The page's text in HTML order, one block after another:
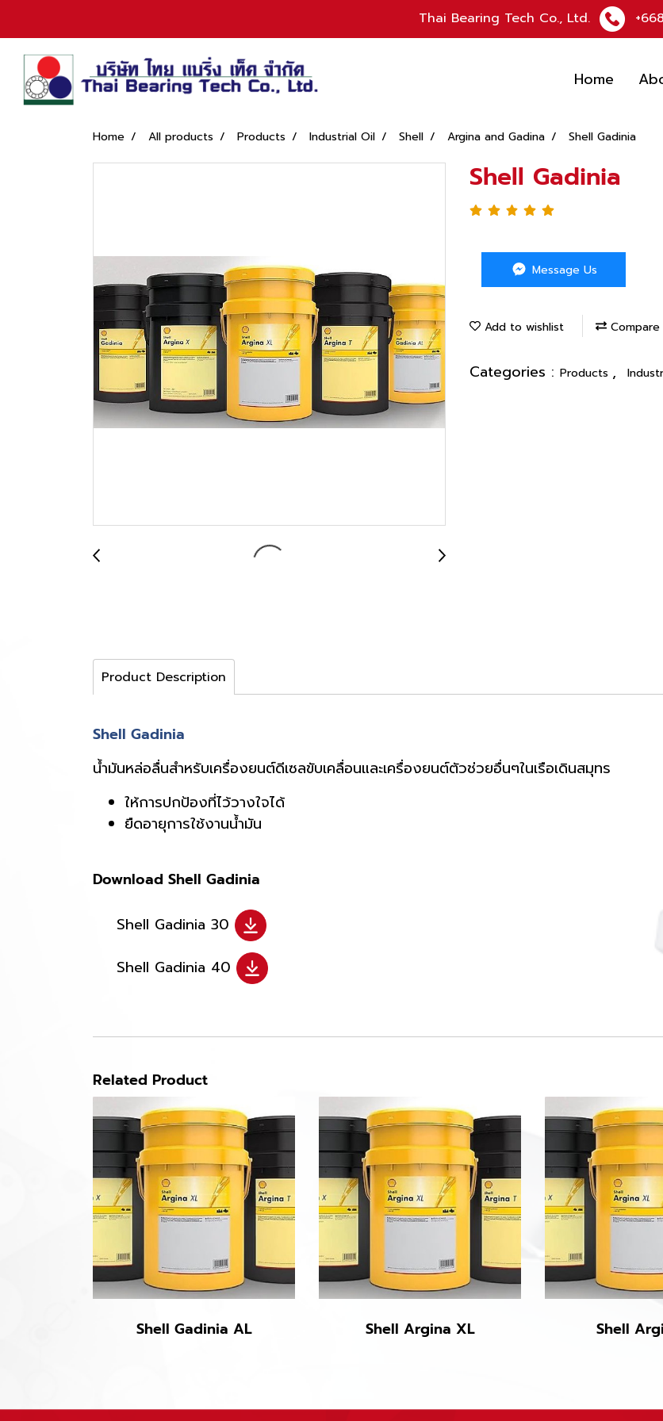
Thai Bearing Tech Co., Ltd.
Home
Home All products Products Industrial Oil Shell Argina and Gadina Shell Gadinia
Shell Gadinia
Message Us
Add to wishlist Compare
Categories : Products ,
Product Description
Shell Gadinia
น้ำมันหล่อลื่นสำหรับเครื่องยนต์ดีเซลขับเคลื่อนและเครื่องยนต์ตัวช่วยอื่นๆในเรือเดินสมุทร
ให้การปกป้องที่ไว้วางใจได้
ยืดอายุการใช้งานน้ำมัน
Download Shell Gadinia
Shell Gadinia 30
Shell Gadinia 40
Related Product
Shell Gadinia AL Shell Argina XL Shell